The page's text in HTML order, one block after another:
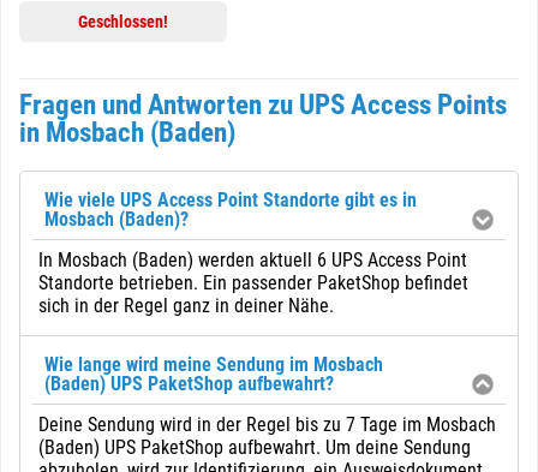
Geschlossen!
Fragen und Antworten zu UPS Access Points
in Mosbach (Baden)
Wie viele UPS Access Point Standorte gibt es in
Mosbach (Baden)?
In Mosbach (Baden) werden aktuell 6 UPS Access Point
Standorte betrieben. Ein passender PaketShop befindet
sich in der Regel ganz in deiner Nähe.
Wie lange wird meine Sendung im Mosbach
(Baden) UPS PaketShop aufbewahrt?
Deine Sendung wird in der Regel bis zu 7 Tage im Mosbach
(Baden) UPS PaketShop aufbewahrt. Um deine Sendung